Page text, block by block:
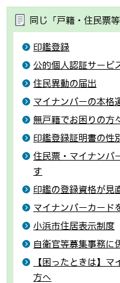
同じ「戸籍・住民票
印鑑登録
公的個人認証サービ
住民異動の届出
マイナンバーの本格
無戸籍でお困りの方
印鑑登録証明書の性
住民票・マイナンバ
す
印鑑の登録資格が見
マイナンバーカード
小浜市住居表示制度
自衛官等募集事務に
【困ったときは】
方へ